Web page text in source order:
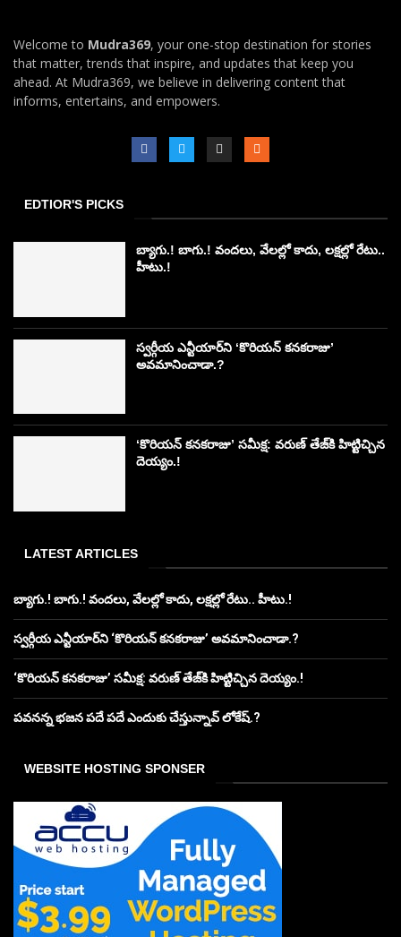
Welcome to Mudra369, your one-stop destination for stories
that matter, trends that inspire, and updates that keep you
ahead. At Mudra369, we believe in delivering content that
informs, entertains, and empowers.
EDTIOR'S PICKS
బ్యాగు.! బాగు.! వందలు, వేలల్లో కాదు, లక్షల్లో రేటు..
హీటు.!
స్వర్గీయ ఎన్టీయార్‌ని ‘కొరియన్ కనకరాజు’
అవమానించాడా.?
‘కొరియన్ కనకరాజు’ సమీక్ష: వరుణ్ తేజ్‌కి హిట్టిచ్చిన
దెయ్యం.!
LATEST ARTICLES
బ్యాగు.! బాగు.! వందలు, వేలల్లో కాదు, లక్షల్లో రేటు.. హీటు.!
స్వర్గీయ ఎన్టీయార్‌ని ‘కొరియన్ కనకరాజు’ అవమానించాడా.?
‘కొరియన్ కనకరాజు’ సమీక్ష: వరుణ్ తేజ్‌కి హిట్టిచ్చిన దెయ్యం.!
పవనన్న భజన పదే పదే ఎందుకు చేస్తున్నావ్ లోకేష్.?
WEBSITE HOSTING SPONSER